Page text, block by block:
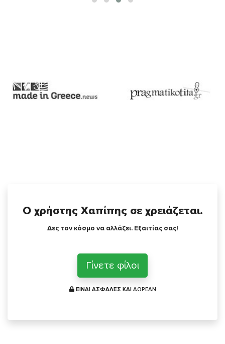
Ο χρήστης Χαπίπης σε χρειάζεται.
Δες τον κόσμο να αλλάζει. Εξαιτίας σας!
Γίνετε φίλοι
ΕΙΝΑΙ ΑΣΦΑΛΕΣ ΚΑΙ ΔΩΡΕΑΝ